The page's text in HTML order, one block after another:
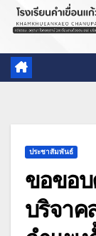
ประชาสัมพันธ์
ขอขอ
บริจาค